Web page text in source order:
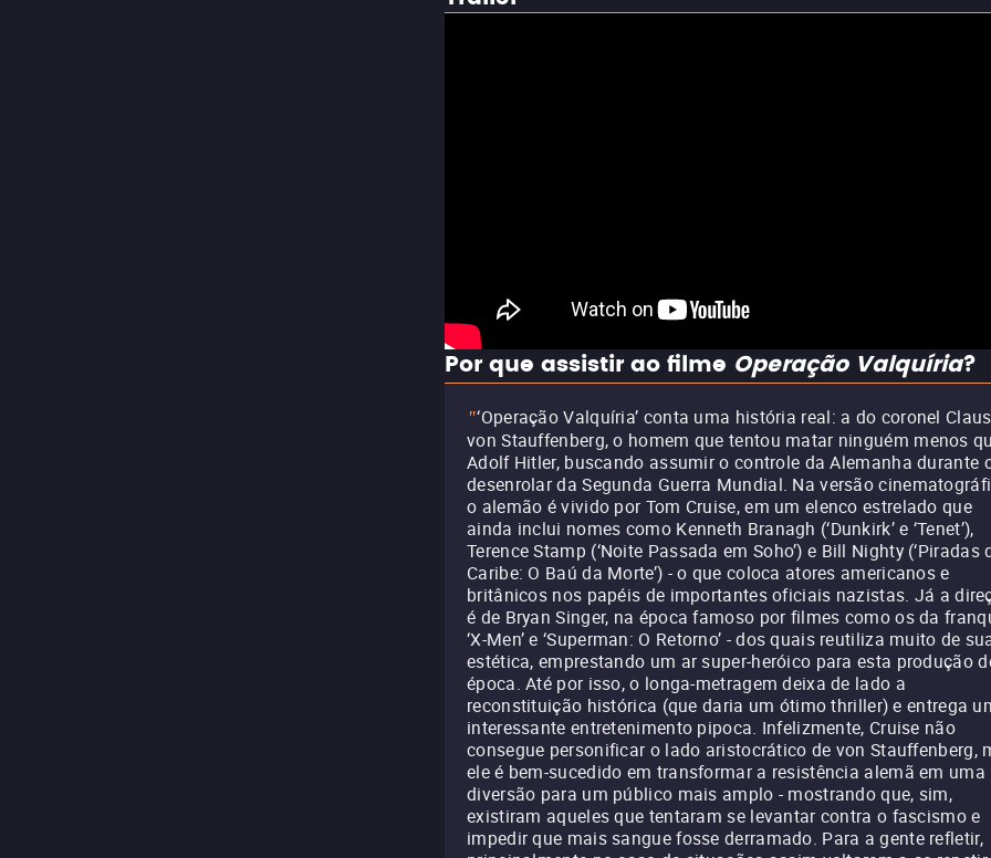
Por que assistir ao filme Operação Valquíria?
"‘Operação Valquíria’ conta uma história real: a do coronel Claus
von Stauffenberg, o homem que tentou matar ninguém menos
Adolf Hitler, buscando assumir o controle da Alemanha durante
desenrolar da Segunda Guerra Mundial. Na versão
o alemão é vivido por Tom Cruise, em um elenco estrelado que
ainda inclui nomes como Kenneth Branagh (‘Dunkirk’ e ‘Tenet’),
Terence Stamp (‘Noite Passada em Soho’) e Bill Nighty (‘Piradas
Caribe: O Baú da Morte’) - o que coloca atores americanos e
britânicos nos papéis de importantes oficiais nazistas. Já a
é de Bryan Singer, na época famoso por filmes como os da
‘X-Men’ e ‘Superman: O Retorno’ - dos quais reutiliza muito de
estética, emprestando um ar super-heróico para esta produção
época. Até por isso, o longa-metragem deixa de lado a
reconstituição histórica (que daria um ótimo thriller) e entrega
interessante entretenimento pipoca. Infelizmente, Cruise não
consegue personificar o lado aristocrático de von Stauffenberg,
ele é bem-sucedido em transformar a resistência alemã em uma
diversão para um público mais amplo - mostrando que, sim,
existiram aqueles que tentaram se levantar contra o fascismo e
impedir que mais sangue fosse derramado. Para a gente refletir,